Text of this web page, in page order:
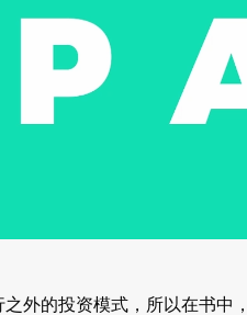
外的投资模式，所以在书中